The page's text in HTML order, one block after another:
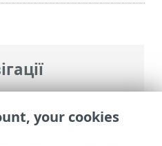
ESET>ESET
Використання
Account
your cookies